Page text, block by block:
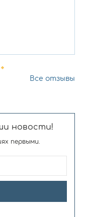
Все отзывы
новости!
первыми.